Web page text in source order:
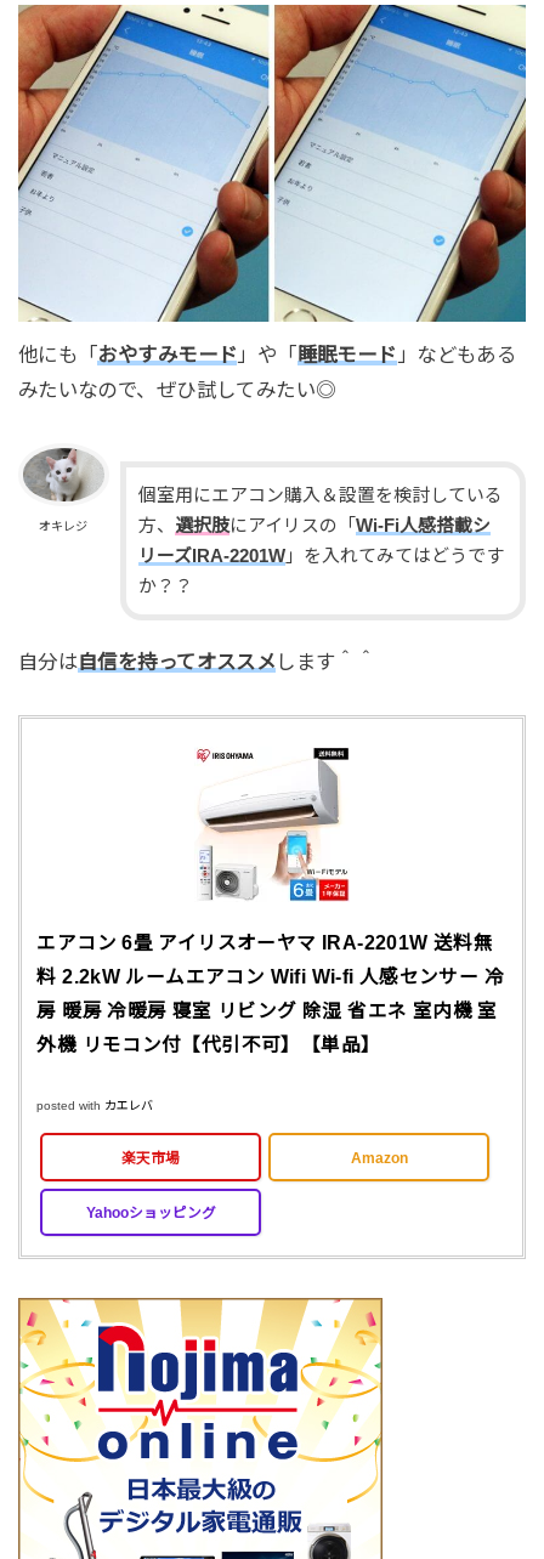
他にも「 おやすみモード 」や「 睡眠モード 」などもある
みたいなので、ぜひ試してみたい◎
オキレジ
個室用にエアコン購入＆設置を検討している
方、 選択肢にアイリスの「 Wi-Fi人感搭載シ
リーズIRA-2201W」を入れてみてはどうです
か？？
自分は自信を持ってオススメ します＾＾
エアコン 6畳 アイリスオーヤマ IRA-2201W 送料無
料 2.2kW ルームエアコン Wifi Wi-fi 人感センサー 冷
房 暖房 冷暖房 寝室 リビング 除湿 省エネ 室内機 室
外機 リモコン付【代引不可】【単品】
posted with カエレバ
楽天市場 Amazon
Yahooショッピング